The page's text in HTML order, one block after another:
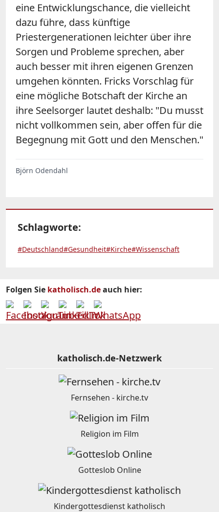
eine Entwicklungschance, die vielleicht
dazu führe, dass künftige
Priestergenerationen leichter über ihre
Sorgen und Probleme sprechen, aber
auch besser mit ihren eigenen Grenzen
umgehen könnten. Fricks Vorschlag für
eine mögliche Botschaft der Kirche an
ihre Seelsorger lautet deshalb: "Du musst
nicht vollkommen sein, aber offen für die
Begegnung mit Gott und den Menschen."
Björn Odendahl
Schlagworte:
#Deutschland#Gesundheit#Kirche#Wissenschaft
Folgen Sie katholisch.deauch hier:
katholisch.de-Netzwerk
Fernsehen - kirche.tv
Religion im Film
Gotteslob Online
Kindergottesdienst katholisch